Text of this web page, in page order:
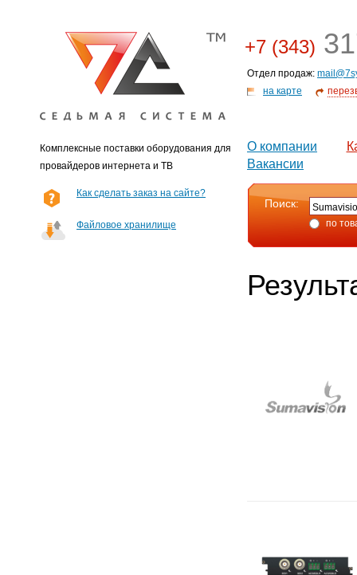
Комплексные поставки оборудования для
провайдеров интернета и ТВ
+7 (343)
Отдел продаж:
на карте
О компании
Вакансии
Как сделать заказ на сайте?
Файловое хранилище
Поиск:
по